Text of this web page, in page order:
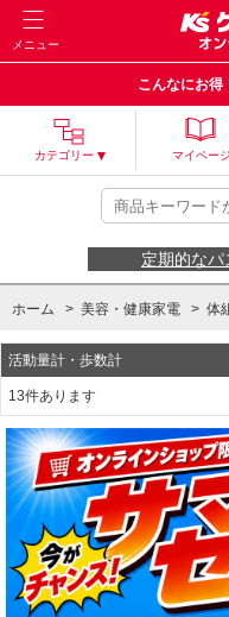
メニュー
こんなにお得
カテゴリー マイページ
定期的な
ホーム > 美容・健康家電 > 体
活動量計・歩数計
13件あります